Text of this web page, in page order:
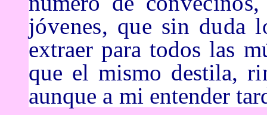
jóvenes, que sin duda
extraer para todos las
que el mismo destila,
aunque a mi entender